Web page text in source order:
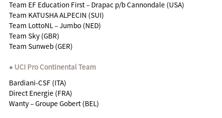
Team EF Education First – Drapac p/b Cannondale (USA)
Team KATUSHA ALPECIN (SUI)
Team LottoNL – Jumbo (NED)
Team Sky (GBR)
Team Sunweb (GER)
UCI Pro Continental Team
Bardiani-CSF (ITA)
Direct Energie (FRA)
Wanty – Groupe Gobert (BEL)